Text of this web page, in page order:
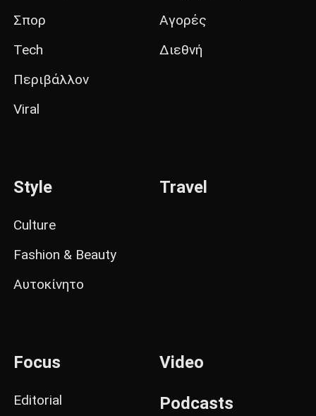
Σπορ
Tech
Περιβάλλον
Viral
Αγορές
Διεθνή
Style
Culture
Fashion & Beauty
Αυτοκίνητο
Travel
Focus
Editorial
Video
Podcasts